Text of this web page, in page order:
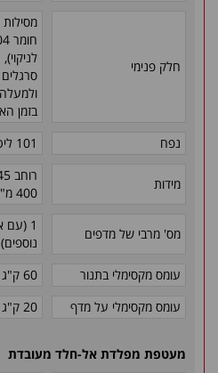
חלק פנימי
בזמן
נפח
101 ליטר
מידות
רוחב
400 מ"מ
מס' מרבי של מדפים
נוספים)
עומס מקסימלי בתנור
60 ק"ג
עומס מקסימלי על מדף
20 ק"ג
מעטפת מפלדת אל-חלד מעובדת